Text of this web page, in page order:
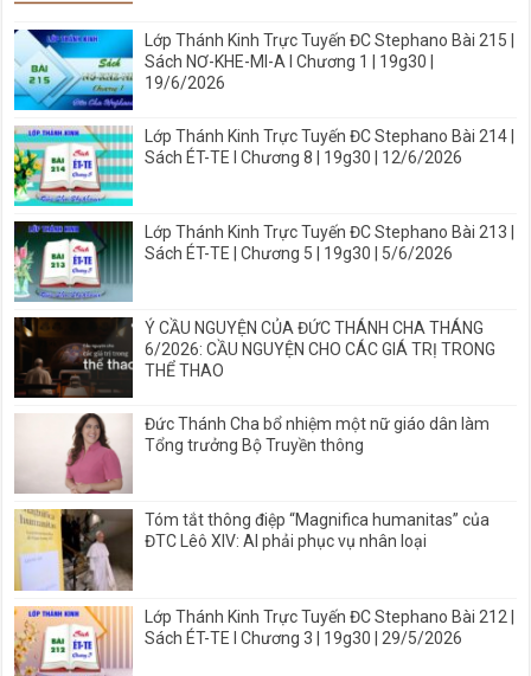
Lớp Thánh Kinh Trực Tuyến ĐC Stephano Bài 215 |
Sách NƠ-KHE-MI-A I Chương 1 | 19g30 |
19/6/2026
Lớp Thánh Kinh Trực Tuyến ĐC Stephano Bài 214 |
Sách ÉT-TE I Chương 8 | 19g30 | 12/6/2026
Lớp Thánh Kinh Trực Tuyến ĐC Stephano Bài 213 |
Sách ÉT-TE | Chương 5 | 19g30 | 5/6/2026
Ý CẦU NGUYỆN CỦA ĐỨC THÁNH CHA THÁNG
6/2026: CẦU NGUYỆN CHO CÁC GIÁ TRỊ TRONG
THỂ THAO
Đức Thánh Cha bổ nhiệm một nữ giáo dân làm
Tổng trưởng Bộ Truyền thông
Tóm tắt thông điệp “Magnifica humanitas” của
ĐTC Lêô XIV: AI phải phục vụ nhân loại
Lớp Thánh Kinh Trực Tuyến ĐC Stephano Bài 212 |
Sách ÉT-TE I Chương 3 | 19g30 | 29/5/2026